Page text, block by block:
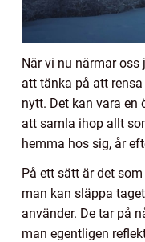
När vi nu närmar
att tänka på att
nytt. Det kan vara en
att samla ihop allt
hemma hos sig, år
På ett sätt är det
man kan släppa
använder. De tar på
man egentligen